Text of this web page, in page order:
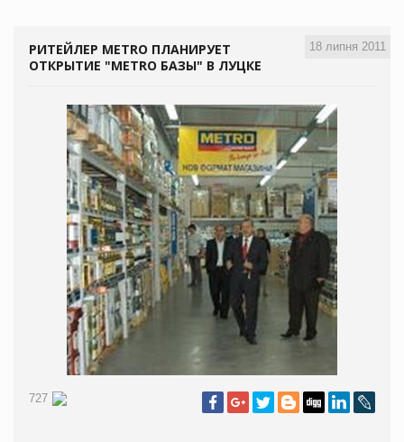
18 липня 2011
РИТЕЙЛЕР METRO ПЛАНИРУЕТ
ОТКРЫТИЕ "METRO БАЗЫ" В ЛУЦКЕ
727